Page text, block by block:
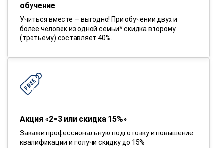
обучение
Учиться вместе — выгодно! При обучении двух и
более человек из одной семьи* скидка второму
(третьему) составляет 40%.
Акция «2=3 или скидка 15%»
Закажи профессиональную подготовку и повышение
квалификации и получи скидку до 15%